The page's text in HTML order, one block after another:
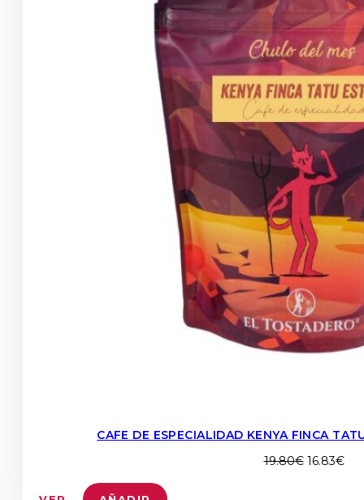
CAFE DE ESPECIALIDAD KENYA FINCA
19.80€ El
16.83€El